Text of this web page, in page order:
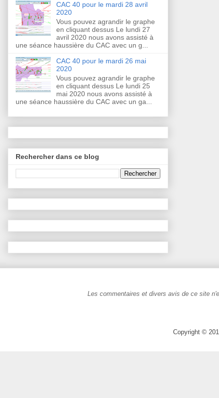
CAC 40 pour le mardi 28 avril
2020
Vous pouvez agrandir le graphe
en cliquant dessus Le lundi 27
avril 2020 nous avons assisté à
une séance haussière du CAC avec un g...
CAC 40 pour le mardi 26 mai
2020
Vous pouvez agrandir le graphe
en cliquant dessus Le lundi 25
mai 2020 nous avons assisté à
une séance haussière du CAC avec un ga...
Rechercher dans ce blog
Les commentaires et divers avis de ce site
Copyright ©